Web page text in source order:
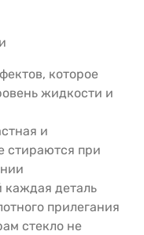
которое
жидкости и
и
стираются при
каждая деталь
прилегания
стекло не